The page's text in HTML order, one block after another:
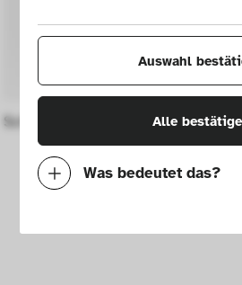
Auswahl
Alle
Was bedeutet das?
Mit diesen Cookies können
Schüssel